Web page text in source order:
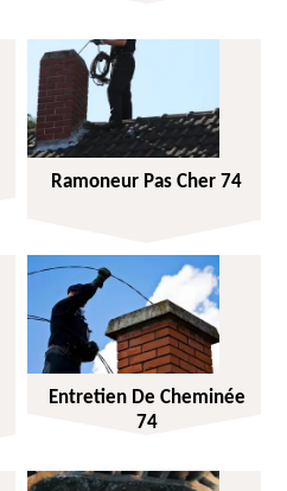
Ramoneur Pas Cher 74
Entretien De Cheminée
74